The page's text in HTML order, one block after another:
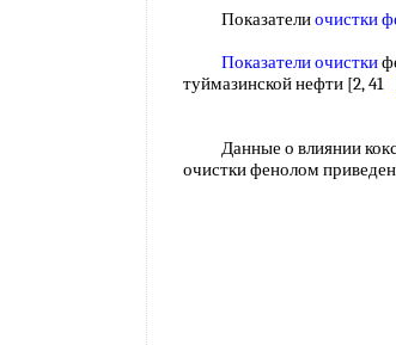
Показателиочистки
Показатели очистки
туймазинской нефти [2, 41
Данные о влиянии
очистки фенолом